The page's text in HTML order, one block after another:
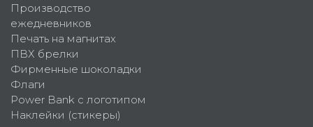
Производство
ежедневников
Печать на магнитах
ПВХ брелки
Фирменные шоколадки
Флаги
Power Bank с логотипом
Наклейки (стикеры)